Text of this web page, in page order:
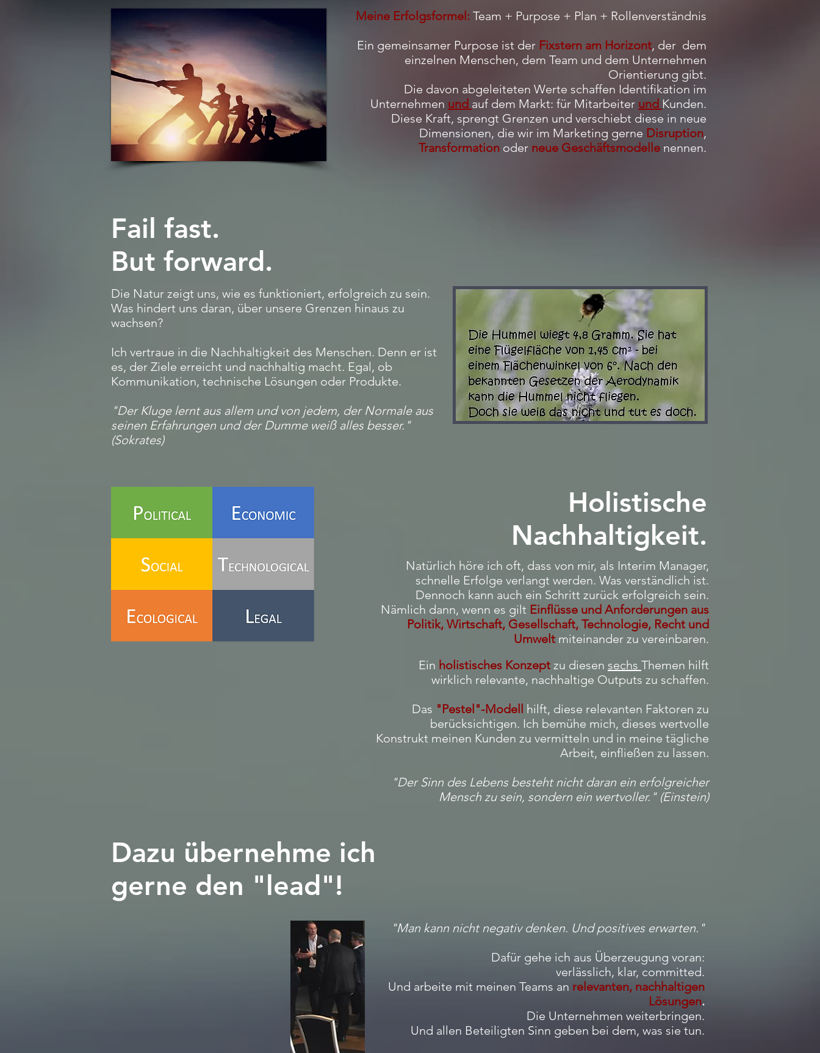
Meine Erfolgsformel: Team + Purpose + Plan + Rollenverständnis
Ein gemeinsamer Purpose ist der Fixstern am Horizont, der dem
einzelnen Menschen, dem Team und dem Unternehmen
Orientierung gibt.
Die davon abgeleiteten Werte schaffen Identifikation im
Unternehmen und auf dem Markt: für Mitarbeiter und Kunden.
Diese Kraft, sprengt Grenzen und verschiebt diese in neue
Dimensionen, die wir im Marketing gerne Disruption,
Transformation oder neue Geschäftsmodelle nennen.
Fail fast.
But forward.
Die Natur zeigt uns, wie es funktioniert, erfolgreich zu sein.
Was hindert uns daran, über unsere Grenzen hinaus zu
wachsen?
Ich vertraue in die Nachhaltigkeit des Menschen. Denn er ist
es, der Ziele erreicht und nachhaltig macht. Egal, ob
Kommunikation, technische Lösungen oder Produkte.
"Der Kluge lernt aus allem und von jedem, der Normale aus
seinen Erfahrungen und der Dumme weiß alles besser."
(Sokrates)
Holistische
Nachhaltigkeit.
Natürlich höre ich oft, dass von mir, als Interim Manager,
schnelle Erfolge verlangt werden. Was verständlich ist.
Dennoch kann auch ein Schritt zurück erfolgreich sein.
Nämlich dann, wenn es gilt Einflüsse und Anforderungen aus
Politik, Wirtschaft, Gesellschaft, Technologie, Recht und
Umwelt miteinander zu vereinbaren.
Ein holistisches Konzept zu diesen sechs Themen hilft
wirklich relevante, nachhaltige Outputs zu schaffen.
Das "Pestel"-Modell
hilft, diese relevanten Faktoren zu
berücksichtigen. Ich bemühe mich, dieses wertvolle
Konstrukt meinen Kunden zu vermitteln und in meine tägliche
Arbeit, einfließen zu lassen.
"Der Sinn des Lebens besteht nicht daran ein erfolgreicher
Mensch zu sein, sondern ein wertvoller." (Einstein)
Dazu übernehme ich
gerne den "lead"!
"Man kann nicht negativ denken. Und positives erwarten."
Dafür gehe ich aus Überzeugung voran:
verlässlich, klar, committed.
Und arbeite mit meinen Teams an relevanten, nachhaltigen
Lösungen.
Die Unternehmen weiterbringen.
Und allen Beteiligten Sinn geben bei dem, was sie tun.